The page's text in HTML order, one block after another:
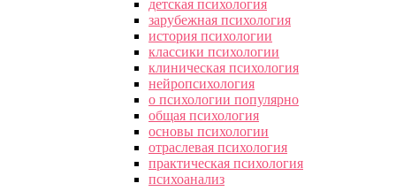
детская психология
зарубежная психология
история психологии
классики психологии
клиническая психология
нейропсихология
о психологии популярно
общая психология
основы психологии
отраслевая психология
практическая психология
психоанализ